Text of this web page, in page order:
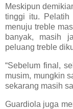
Meskipun
tinggi itu. Pelatih
menuju treble
banyak, masih
peluang treble
“Sebelum final,
musim, mungkin
sekarang masih
Guardiola juga